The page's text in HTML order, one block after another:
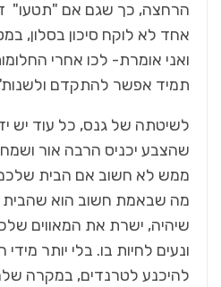
הרחצה, כך שגם אם "תטעו"
אחד לא לוקח סיכון בסלון,
ואני אומרת- לכו אחרי
תמיד אפשר להתקדם
לשיטתה של גנס, כל עוד יש יד
שהצבע יכניס הרבה אור
ממש לא חשוב אם הבית שלכם
מה שבאמת חשוב הוא שהבית
שיהיה, ישרת את המאווים
ונעים לחיות בו. בלי יותר
להיכנע לטרנדים, במקרה